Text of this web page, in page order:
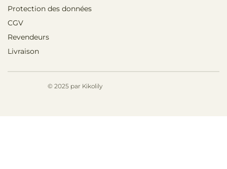
© 2025 par Kikolily
Protection des données
CGV
Revendeurs
Livraison